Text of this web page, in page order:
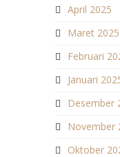
April 2025
Maret 2025
Februari
Januari
Desember
November
Oktober